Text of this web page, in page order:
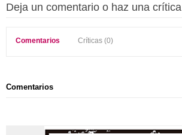
Deja un comentario o haz una crítica
Comentarios Críticas (0)
Comentarios